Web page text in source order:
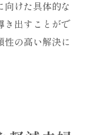
けた具体的な
き出すことがで
性の高い解決に